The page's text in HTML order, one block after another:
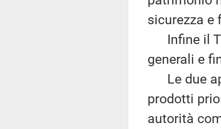
sicurezza e
Infine il
generali e
Le due
prodotti
autorità